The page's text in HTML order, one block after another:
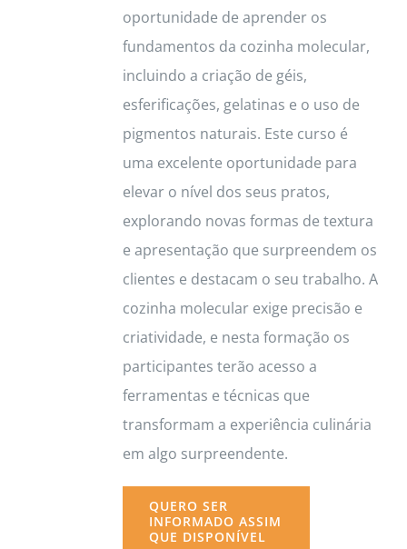
oportunidade de aprender os
fundamentos da cozinha molecular,
incluindo a criação de géis,
esferificações, gelatinas e o uso de
pigmentos naturais. Este curso é
uma excelente oportunidade para
elevar o nível dos seus pratos,
explorando novas formas de textura
e apresentação que surpreendem os
clientes e destacam o seu trabalho. A
cozinha molecular exige precisão e
criatividade, e nesta formação os
participantes terão acesso a
ferramentas e técnicas que
transformam a experiência culinária
em algo surpreendente.
QUERO SER
INFORMADO ASSIM
QUE DISPONÍVEL